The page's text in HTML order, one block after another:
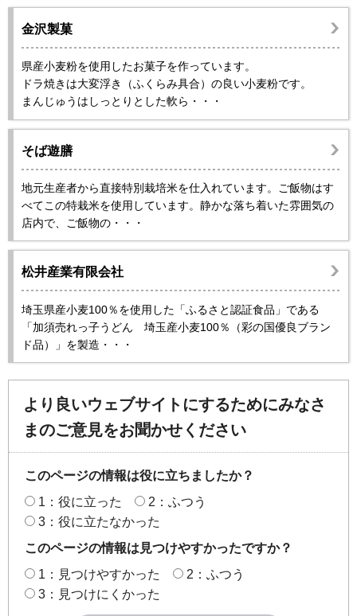
金沢製菓
県産小麦粉を使用したお菓子を作っています。
ドラ焼きは大変浮き（ふくらみ具合）の良い小麦粉です。
まんじゅうはしっとりとした軟ら・・・
そば遊膳
地元生産者から直接特別栽培米を仕入れています。ご飯物はす
べてこの特栽米を使用しています。静かな落ち着いた雰囲気の
店内で、ご飯物の・・・
松井産業有限会社
埼玉県産小麦100％を使用した「ふるさと認証食品」である
「加須売れっ子うどん 埼玉産小麦100％（彩の国優良ブラン
ド品）」を製造・・・
より良いウェブサイトにするためにみなさ
まのご意見をお聞かせください
このページの情報は役に立ちましたか？
1：役に立った
2：ふつう
3：役に立たなかった
このページの情報は見つけやすかったですか？
1：見つけやすかった
2：ふつう
3：見つけにくかった